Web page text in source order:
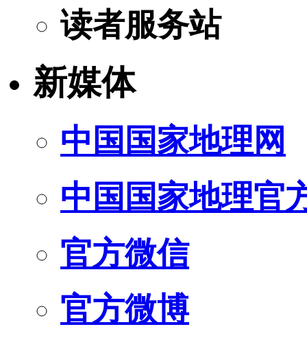
读者服务站
新媒体
中国国家地理网
中国国家地理官
官方微信
官方微博